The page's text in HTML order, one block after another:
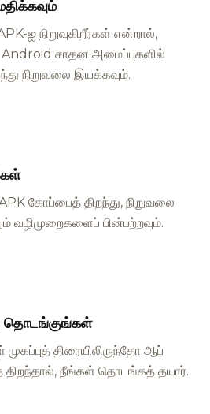
ஐ நிறுவுகிறீர்கள் என்றால்,
சாதன அமைப்புகளில்
நிறுவலை இயக்கவும்.
கோப்பைத் திறந்து, நிறுவலை
வழிமுறைகளைப் பின்பற்றவும்.
தொடங்குங்கள்
முகப்புத் திரையிலிருந்தோ ஆப்
திறந்தால், நீங்கள் தொடங்கத் தயார்.